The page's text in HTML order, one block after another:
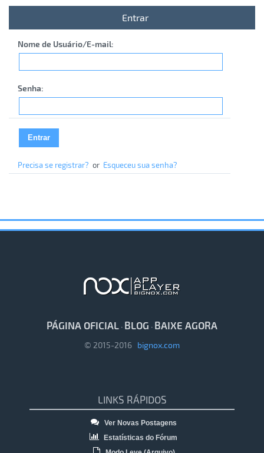
Entrar
Nome de Usuário/E-mail:
Senha:
Precisa se registrar? or Esqueceu sua senha?
PÁGINA OFICIAL · BLOG · BAIXE AGORA
© 2015-2016 bignox.com
LINKS RÁPIDOS
Ver Novas Postagens
Estatísticas do Fórum